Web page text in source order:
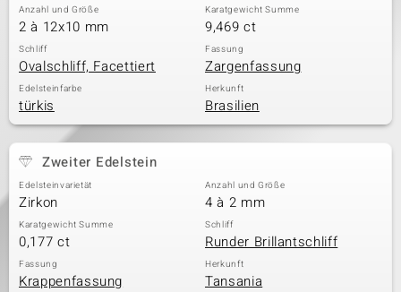
Anzahl und Größe
2 à 12x10 mm
Karatgewicht Summe
9,469 ct
Schliff
Ovalschliff, Facettiert
Fassung
Zargenfassung
Edelsteinfarbe
türkis
Herkunft
Brasilien
Zweiter Edelstein
Edelsteinvarietät
Zirkon
Anzahl und Größe
4 à 2 mm
Karatgewicht Summe
0,177 ct
Schliff
Runder Brillantschliff
Fassung
Krappenfassung
Herkunft
Tansania